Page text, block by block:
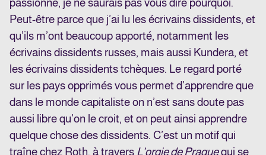
passionne, je ne saurais pas vous dire pourquoi.
Peut-être parce que j’ai lu les écrivains dissidents, et
qu’ils m’ont beaucoup apporté, notamment les
écrivains dissidents russes, mais aussi Kundera, et
les écrivains dissidents tchèques. Le regard porté
sur les pays opprimés vous permet d’apprendre que
dans le monde capitaliste on n’est sans doute pas
aussi libre qu’on le croit, et on peut ainsi apprendre
quelque chose des dissidents. C’est un motif qui
traîne chez Roth, à travers L’orgie de Praguequi se